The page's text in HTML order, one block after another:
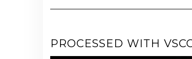
PROCESSED WITH